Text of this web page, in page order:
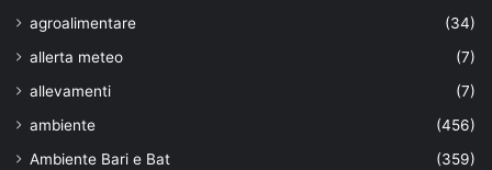
agroalimentare
(34)
allerta meteo
(7)
allevamenti
(7)
ambiente
(456)
Ambiente Bari e Bat
(359)